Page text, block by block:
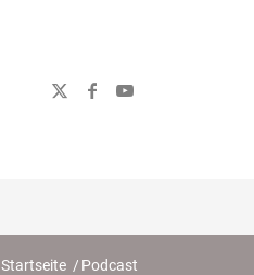
Startseite / Podcast